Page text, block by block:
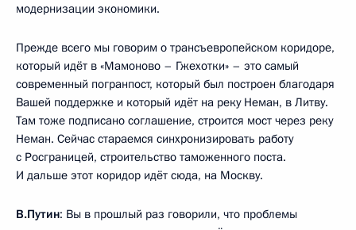
модернизации экономики.
Прежде всего мы говорим о трансъевропейском коридоре,
который идёт в «Мамоново – Гжехотки» – это самый
современный погранпост, который был построен благодаря
Вашей поддержке и который идёт на реку Неман, в Литву.
Там тоже подписано соглашение, строится мост через реку
Неман. Сейчас стараемся синхронизировать работу
с Росграницей, строительство таможенного поста.
И дальше этот коридор идёт сюда, на Москву.
В.Путин: Вы в прошлый раз говорили, что проблемы